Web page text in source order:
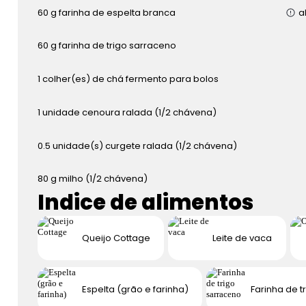
60 g farinha de espelta branca
60 g farinha de trigo sarraceno
1 colher(es) de chá fermento para bolos
1 unidade cenoura ralada (1/2 chávena)
0.5 unidade(s) curgete ralada (1/2 chávena)
80 g milho (1/2 chávena)
Indice de alimentos
Queijo Cottage Leite de vaca
Espelta (grão e farinha) Farinha de